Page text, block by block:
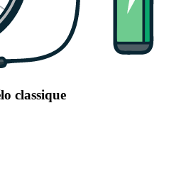
classique